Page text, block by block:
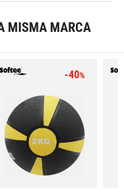
MISMA MARCA
-40%